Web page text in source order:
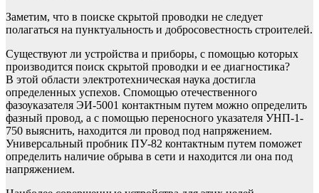
Заметим, что в поиске скрытой проводки не следует
полагаться на пунктуальность и добросовестность строителей.
Существуют ли устройства и приборы, с помощью которых
производится поиск скрытой проводки и ее диагностика?
В этой области электротехническая наука достигла
определенных успехов. Спомощью отечественного
фазоуказателя ЭИ-5001 контактным путем можно определить
фазный провод, а с помощью переносного указателя УНП-1-
750 выяснить, находится ли провод под напряжением.
Универсальный пробник ПУ-82 контактным путем поможет
определить наличие обрыва в сети и находится ли она под
напряжением.